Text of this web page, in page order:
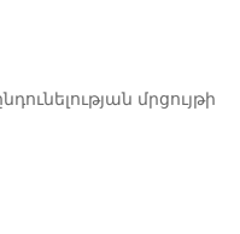
մրցույթի